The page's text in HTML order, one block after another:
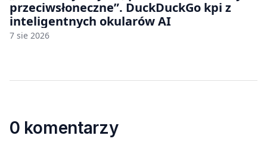
przeciwsłoneczne”. DuckDuckGo kpi z
inteligentnych okularów AI
7 sie 2026
0 komentarzy